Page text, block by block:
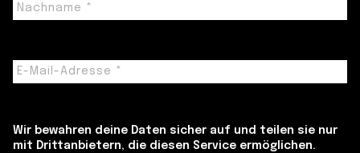
Wir bewahren deine Daten sicher auf und teilen sie nur
mit Drittanbietern, die diesen Service ermöglichen.